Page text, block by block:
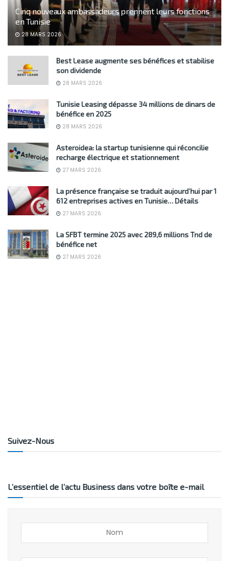
Cinq nouveaux ambassadeurs prennent leurs fonctions
en Tunisie
28 MARS 2026
Best Lease augmente ses bénéfices et stabilise
son dividende
28 MARS 2026
Tunisie Leasing dépasse 34 millions de dinars de
bénéfice en 2025
28 MARS 2026
Asteroidea: la startup tunisienne qui réconcilie
recharge électrique et stationnement
27 MARS 2026
La présence française se traduit aujourd’hui par 1
612 entreprises actives en Tunisie… Détails
27 MARS 2026
La SFBT termine 2025 avec 289,6 millions Tnd de
bénéfice net
27 MARS 2026
Suivez-Nous
L’essentiel de l’actu Business dans votre boîte e-mail